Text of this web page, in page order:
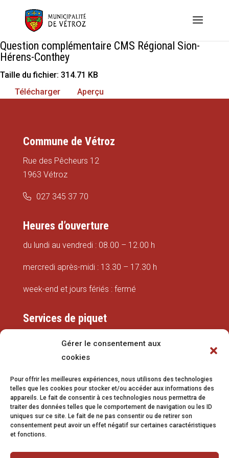
Gérer le consentement aux
cookies
Pour offrir les meilleures expériences, nous utilisons des technologies
telles que les cookies pour stocker et/ou accéder aux informations des
appareils. Le fait de consentir à ces technologies nous permettra de
traiter des données telles que le comportement de navigation ou les ID
uniques sur ce site. Le fait de ne pas consentir ou de retirer son
consentement peut avoir un effet négatif sur certaines caractéristiques
et fonctions.
Question complémentaire CMS Régional Sion-
Hérens-Conthey
Taille du fichier: 314.71 KB
Télécharger
Aperçu
Commune de Vétroz
Rue des Pêcheurs 12
1963 Vétroz
027 345 37 70
Heures d’ouverture
du lundi au vendredi : 08.00 – 12.00 h
mercredi après-midi : 13.30 – 17.30 h
week-end et jours fériés : fermé
Services de piquet
079 337 66 42
eaux@vetroz.ch
Travaux publics
079 213 92 08